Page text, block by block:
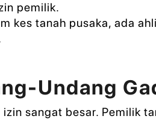
pemilik.
kes tanah pusaka, ada
Undang
sangat besar. Pemilik